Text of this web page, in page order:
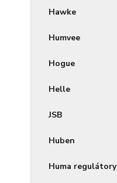
Hawke
Humvee
Hogue
Helle
JSB
Huben
Huma regulátory